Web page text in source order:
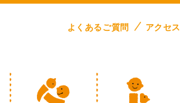
よくあるご質問 アクセス